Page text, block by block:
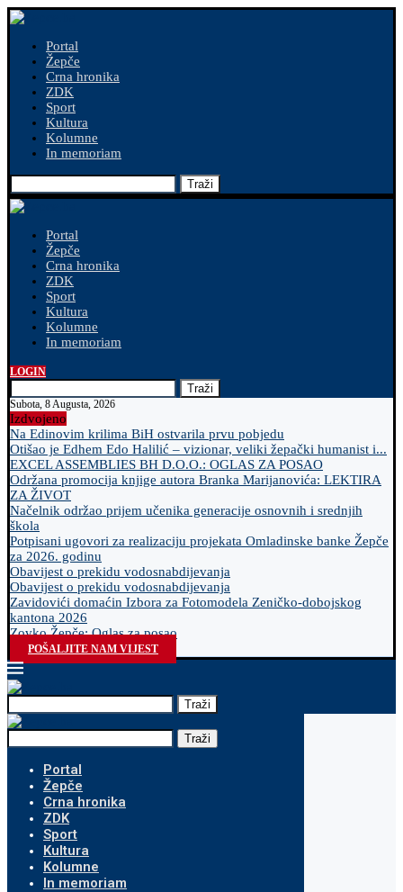
Portal
Žepče
Crna hronika
ZDK
Sport
Kultura
Kolumne
In memoriam
Traži
Portal
Žepče
Crna hronika
ZDK
Sport
Kultura
Kolumne
In memoriam
LOGIN
Traži
Subota, 8 Augusta, 2026
Izdvojeno
Na Edinovim krilima BiH ostvarila prvu pobjedu
Otišao je Edhem Edo Halilić – vizionar, veliki žepački humanist i...
EXCEL ASSEMBLIES BH D.O.O.: OGLAS ZA POSAO
Održana promocija knjige autora Branka Marijanovića: LEKTIRA
ZA ŽIVOT
Načelnik održao prijem učenika generacije osnovnih i srednjih
škola
Potpisani ugovori za realizaciju projekata Omladinske banke Žepče
za 2026. godinu
Obavijest o prekidu vodosnabdijevanja
Obavijest o prekidu vodosnabdijevanja
Zavidovići domaćin Izbora za Fotomodela Zeničko-dobojskog
kantona 2026
Zovko Žepče: Oglas za posao
POŠALJITE NAM VIJEST
Traži
Traži
Portal
Žepče
Crna hronika
ZDK
Sport
Kultura
Kolumne
In memoriam